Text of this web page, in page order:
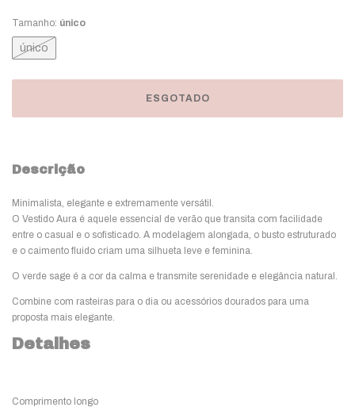
Tamanho: único
único
Descrição
Minimalista, elegante e extremamente versátil.
O Vestido Aura é aquele essencial de verão que transita com facilidade
entre o casual e o sofisticado. A modelagem alongada, o busto estruturado
e o caimento fluido criam uma silhueta leve e feminina.
O verde sage é a cor da calma e transmite serenidade e elegância natural.
Combine com rasteiras para o dia ou acessórios dourados para uma
proposta mais elegante.
Detalhes
Comprimento longo